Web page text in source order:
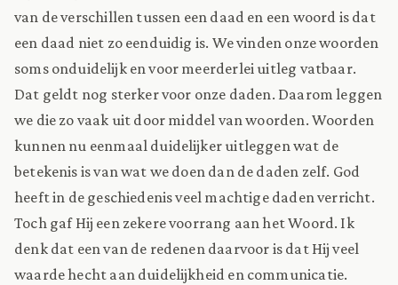
van de verschillen tussen een daad en een woord is dat
een daad niet zo eenduidig is. We vinden onze woorden
soms onduidelijk en voor meerderlei uitleg vatbaar.
Dat geldt nog sterker voor onze daden. Daarom leggen
we die zo vaak uit door middel van woorden. Woorden
kunnen nu eenmaal duidelijker uitleggen wat de
betekenis is van wat we doen dan de daden zelf. God
heeft in de geschiedenis veel machtige daden verricht.
Toch gaf Hij een zekere voorrang aan het Woord. Ik
denk dat een van de redenen daarvoor is dat Hij veel
waarde hecht aan duidelijkheid en communicatie.